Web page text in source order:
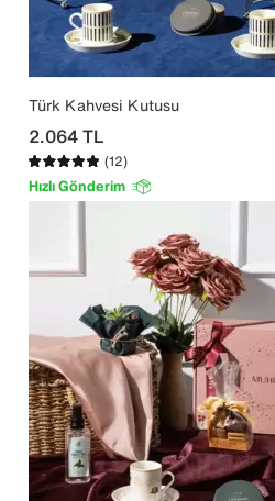
Türk Kahvesi Kutusu
2.064TL
(12)
Hızlı Gönderim